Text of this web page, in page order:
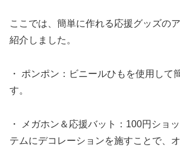
ここでは、簡単に作れる応援グッズの
紹介しました。
・ ポンポン：ビニールひもを使用して
す。
・ メガホン＆応援バット：100円ショ
テムにデコレーションを施すことで、